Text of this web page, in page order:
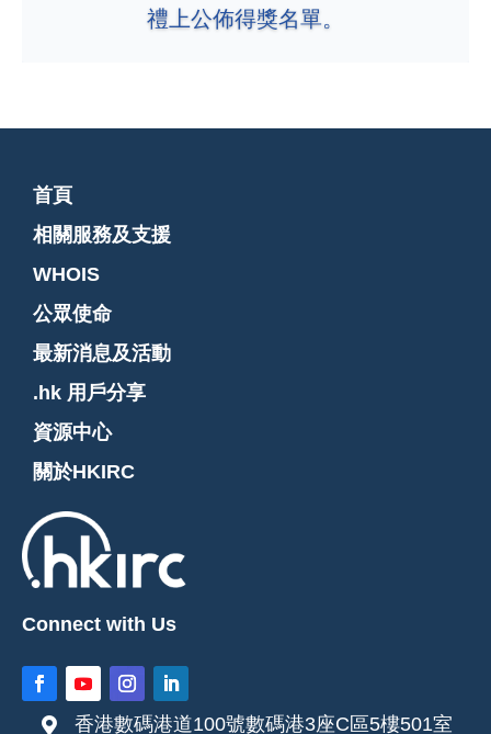
禮上公佈得獎名單。
首頁
相關服務及支援
WHOIS
公眾使命
最新消息及活動
.hk 用戶分享
資源中心
關於HKIRC
Connect with Us
 香港數碼港道100號數碼港3座C區5樓501室